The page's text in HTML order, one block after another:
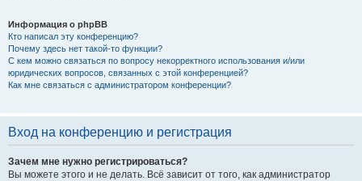
Информация о phpBB
Кто написал эту конференцию?
Почему здесь нет такой-то функции?
С кем можно связаться по вопросу некорректного использования и/или
юридических вопросов, связанных с этой конференцией?
Как мне связаться с администратором конференции?
Вход на конференцию и регистрация
Зачем мне нужно регистрироваться?
Вы можете этого и не делать. Всё зависит от того, как администратор